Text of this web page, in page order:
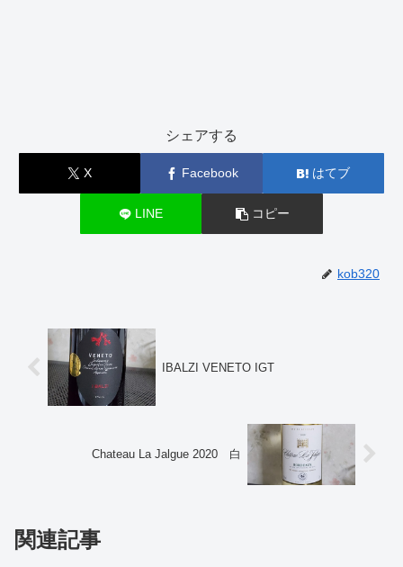
シェアする
X Facebook はてブ
LINE コピー
kob320
IBALZI VENETO IGT
Chateau La Jalgue 2020 白
関連記事